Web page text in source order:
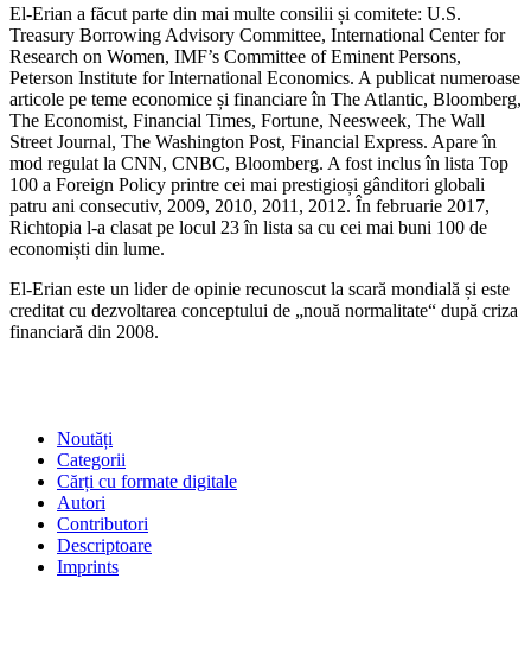
El-Erian a făcut parte din mai multe consilii și comitete: U.S.
Treasury Borrowing Advisory Committee, International Center for
Research on Women, IMF’s Committee of Eminent Persons,
Peterson Institute for International Economics. A publicat numeroase
articole pe teme economice și financiare în The Atlantic, Bloomberg,
The Economist, Financial Times, Fortune, Neesweek, The Wall
Street Journal, The Washington Post, Financial Express. Apare în
mod regulat la CNN, CNBC, Bloomberg. A fost inclus în lista Top
100 a Foreign Policy printre cei mai prestigioși gânditori globali
patru ani consecutiv, 2009, 2010, 2011, 2012. În februarie 2017,
Richtopia l-a clasat pe locul 23 în lista sa cu cei mai buni 100 de
economiști din lume.
El-Erian este un lider de opinie recunoscut la scară mondială și este
creditat cu dezvoltarea conceptului de „nouă normalitate“ după criza
financiară din 2008.
Noutăți
Categorii
Cărți cu formate digitale
Autori
Contributori
Descriptoare
Imprints